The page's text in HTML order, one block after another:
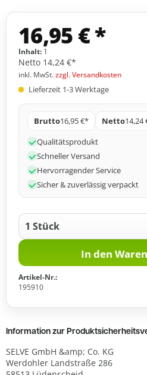
16,95 € *
Inhalt: 1
Netto 14,24 €*
inkl. MwSt.zzgl. Versandkosten
Lieferzeit 1-3 Werktage
Brutto16,95 €* Netto14,24
Qualitätsprodukt
Schneller Versand
Hervorragender Service
Sicher & zuverlässig verpackt
In den
Artikel-Nr.:
195910
Information zur
SELVE GmbH &amp; Co. KG
Werdohler Landstraße 286